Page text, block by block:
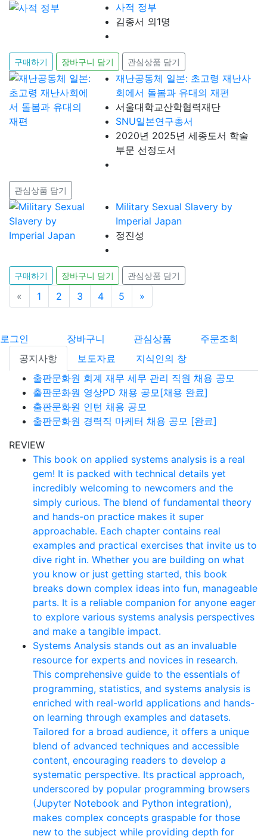
사적 정부
김종서 외1명
구매하기 장바구니 담기 관심상품 담기
재난공동체 일본: 초고령 재난사
회에서 돌봄과 유대의 재편
서울대학교산학협력재단
SNU일본연구총서
2020년 2025년 세종도서 학술
부문 선정도서
관심상품 담기
Military Sexual Slavery by
Imperial Japan
정진성
구매하기 장바구니 담기 관심상품 담기
« 이전
1 2 3 4 5 »
로그인 장바구니 관심상품
주문조회
공지사항
보도자료
지식인의 창
출판문화원 회계 재무 세무 관리 직원 채용 공모
출판문화원 영상PD 채용 공모[채용 완료]
출판문화원 인턴 채용 공모
출판문화원 경력직 마케터 채용 공모 [완료]
REVIEW
This book on applied systems analysis is a real
gem! It is packed with technical details yet
incredibly welcoming to newcomers and the
simply curious. The blend of fundamental theory
and hands-on practice makes it super
approachable. Each chapter contains real
examples and practical exercises that invite us to
dive right in. Whether you are building on what
you know or just getting started, this book
breaks down complex ideas into fun, manageable
parts. It is a reliable companion for anyone eager
to explore various systems analysis perspectives
and make a tangible impact.
Systems Analysis stands out as an invaluable
resource for experts and novices in research.
This comprehensive guide to the essentials of
programming, statistics, and systems analysis is
enriched with real-world applications and hands-
on learning through examples and datasets.
Tailored for a broad audience, it offers a unique
blend of advanced techniques and accessible
content, encouraging readers to develop a
systematic perspective. Its practical approach,
underscored by popular programming browsers
(Jupyter Notebook and Python integration),
makes complex concepts graspable for those
new to the subject while providing depth for